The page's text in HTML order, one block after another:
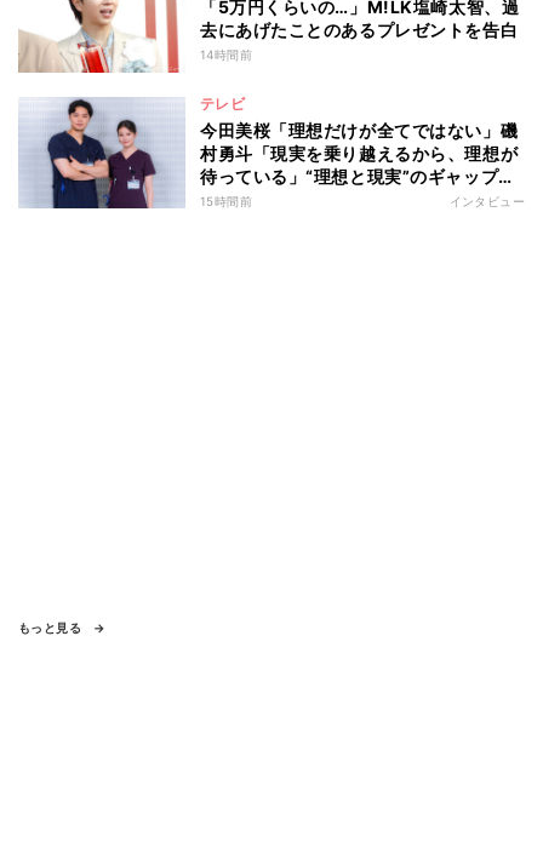
「5万円くらいの…」M!LK塩崎太智、過
去にあげたことのあるプレゼントを告白
14時間前
テレビ
今田美桜「理想だけが全てではない」磯
村勇斗「現実を乗り越えるから、理想が
待っている」“理想と現実”のギャップに
悩む人へ 第一線で活躍する俳優2人の
15時間前 インタビュー
もっと見る